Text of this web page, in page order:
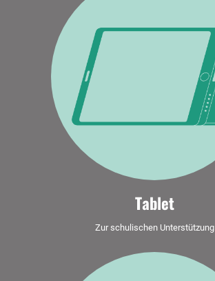
Tablet
Zur schulischen Unterstützung